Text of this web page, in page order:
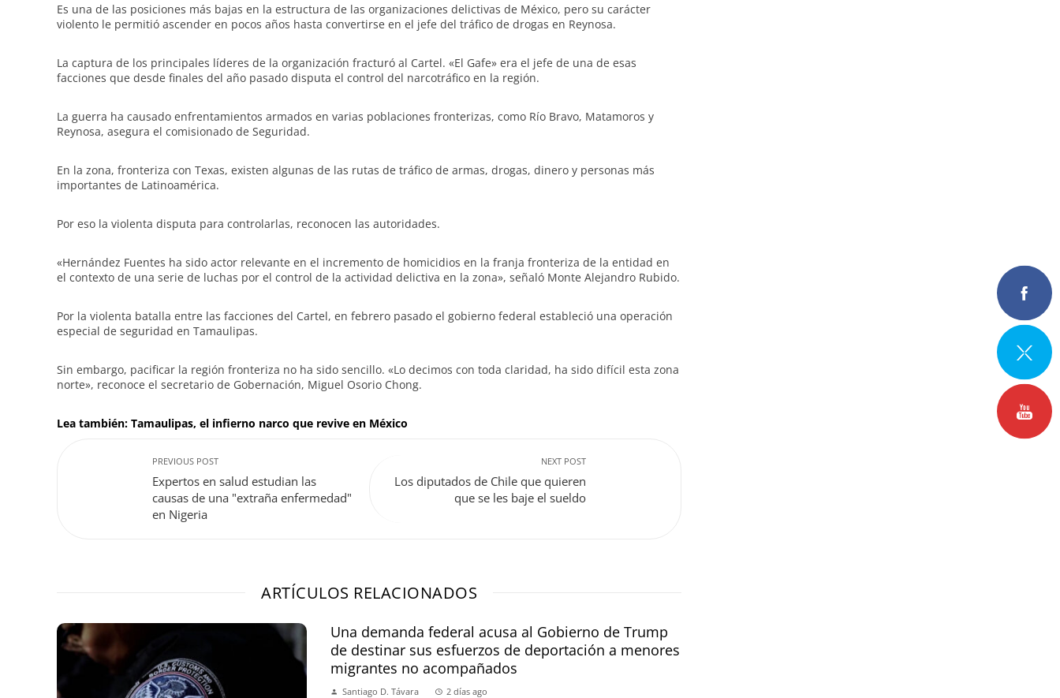
Es una de las posiciones más bajas en la estructura de las organizaciones delictivas de México, pero su carácter
violento le permitió ascender en pocos años hasta convertirse en el jefe del tráfico de drogas en Reynosa.
La captura de los principales líderes de la organización fracturó al Cartel. «El Gafe» era el jefe de una de esas
facciones que desde finales del año pasado disputa el control del narcotráfico en la región.
La guerra ha causado enfrentamientos armados en varias poblaciones fronterizas, como Río Bravo, Matamoros y
Reynosa, asegura el comisionado de Seguridad.
En la zona, fronteriza con Texas, existen algunas de las rutas de tráfico de armas, drogas, dinero y personas más
importantes de Latinoamérica.
Por eso la violenta disputa para controlarlas, reconocen las autoridades.
«Hernández Fuentes ha sido actor relevante en el incremento de homicidios en la franja fronteriza de la entidad en
el contexto de una serie de luchas por el control de la actividad delictiva en la zona», señaló Monte Alejandro Rubido.
Por la violenta batalla entre las facciones del Cartel, en febrero pasado el gobierno federal estableció una operación
especial de seguridad en Tamaulipas.
Sin embargo, pacificar la región fronteriza no ha sido sencillo. «Lo decimos con toda claridad, ha sido difícil esta zona
norte», reconoce el secretario de Gobernación, Miguel Osorio Chong.
Lea también: Tamaulipas, el infierno narco que revive en México
PREVIOUS POST
Expertos en salud estudian las
causas de una "extraña enfermedad"
en Nigeria
NEXT POST
Los diputados de Chile que quieren
que se les baje el sueldo
ARTÍCULOS RELACIONADOS
Una demanda federal acusa al Gobierno de Trump
de destinar sus esfuerzos de deportación a menores
migrantes no acompañados
Santiago D. Távara 2 días ago